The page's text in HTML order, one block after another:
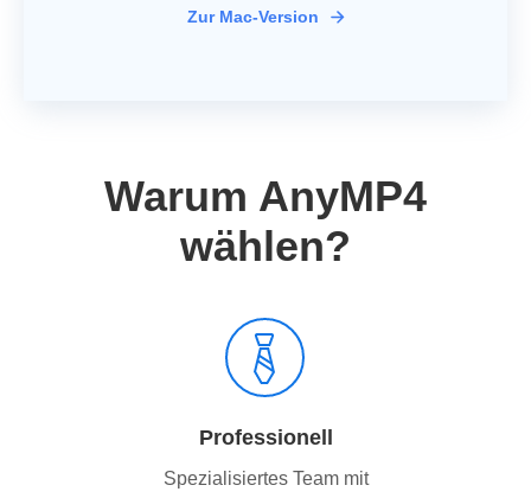
Zur Mac-Version
Warum AnyMP4
wählen?
Professionell
Spezialisiertes Team mit